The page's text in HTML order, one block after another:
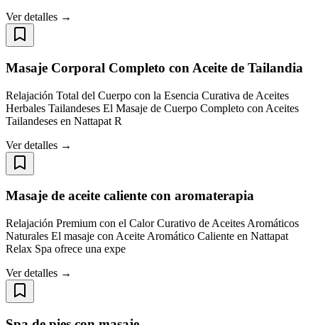
Ver detalles →
Masaje Corporal Completo con Aceite de Tailandia
Relajación Total del Cuerpo con la Esencia Curativa de Aceites
Herbales Tailandeses El Masaje de Cuerpo Completo con Aceites
Tailandeses en Nattapat R
Ver detalles →
Masaje de aceite caliente con aromaterapia
Relajación Premium con el Calor Curativo de Aceites Aromáticos
Naturales El masaje con Aceite Aromático Caliente en Nattapat
Relax Spa ofrece una expe
Ver detalles →